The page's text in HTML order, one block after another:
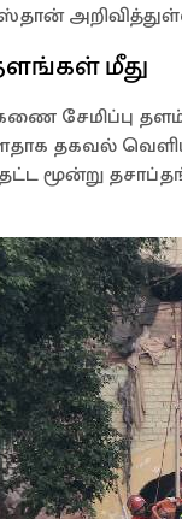
மீது
சேமிப்பு
தகவல்
மூன்று